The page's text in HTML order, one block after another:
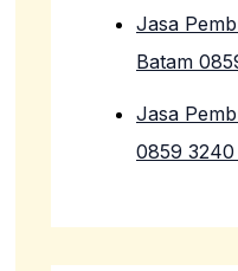
Jasa
Batam
Jasa
0859 3240